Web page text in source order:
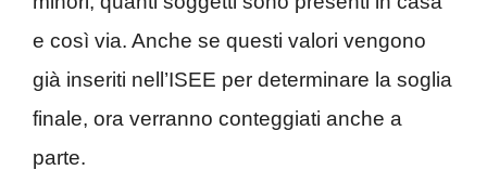
e così via. Anche se questi valori vengono
già inseriti nell’ISEE per determinare la soglia
finale, ora verranno conteggiati anche a
parte.